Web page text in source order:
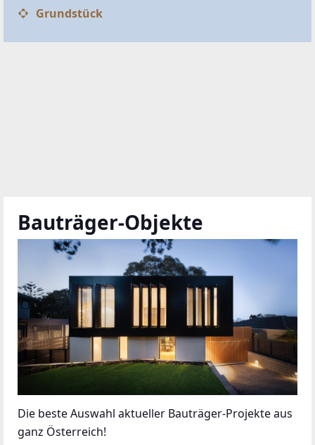
Grundstück
Bauträger-Objekte
Die beste Auswahl aktueller Bauträger-Projekte aus
ganz Österreich!